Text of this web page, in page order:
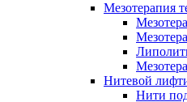
Мезотерапия
Нитевой
Нити под